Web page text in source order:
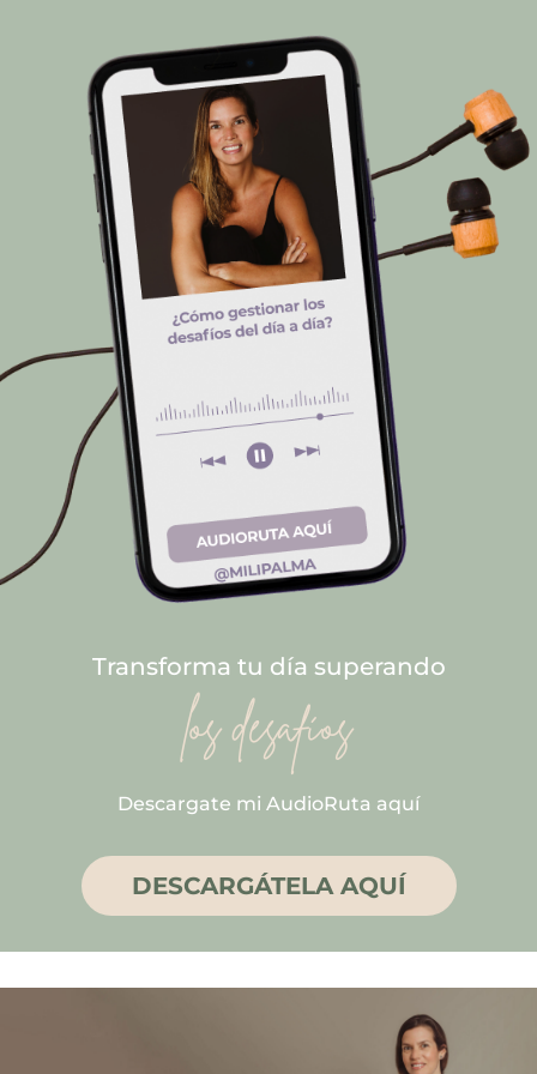
Transforma tu día superando
los desafíos
Descargate mi AudioRuta aquí
DESCARGÁTELA AQUÍ